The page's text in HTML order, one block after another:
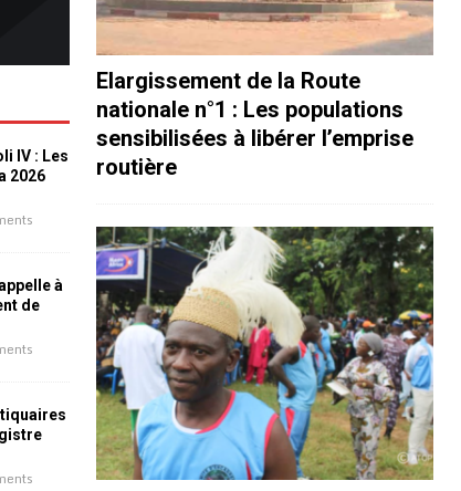
IV : Les
2026
à
de
Elargissement de la Route
nationale n°1 : Les populations
sensibilisées à libérer l’emprise
routière